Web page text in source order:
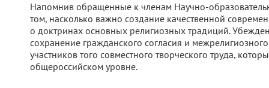
Напомнив обращенные к членам Научно-
том, насколько важно создание качественной
о доктринах основных религиозных традиций.
сохранение гражданского согласия и
участников того совместного творческого труда,
общероссийском уровне.